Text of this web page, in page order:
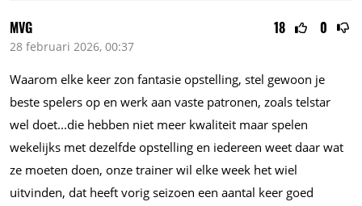
18 0
MVG
28 februari 2026, 00:37
Waarom elke keer zon fantasie opstelling, stel gewoon je
beste spelers op en werk aan vaste patronen, zoals telstar
wel doet...die hebben niet meer kwaliteit maar spelen
wekelijks met dezelfde opstelling en iedereen weet daar wat
ze moeten doen, onze trainer wil elke week het wiel
uitvinden, dat heeft vorig seizoen een aantal keer goed